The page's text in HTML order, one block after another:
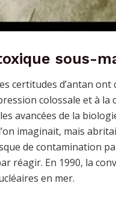
sous-
certitudes d’antan ont
colossale et à
avancées de la
imaginait, mais
de contamination
réagir. En 1990, la
en mer.